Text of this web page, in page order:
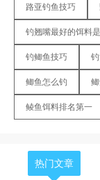
路亚钓鱼技巧
钓翘嘴最好的饵料
钓鲫鱼技巧
鲫鱼怎么钓
鲮鱼饵料排名第一
热门文章